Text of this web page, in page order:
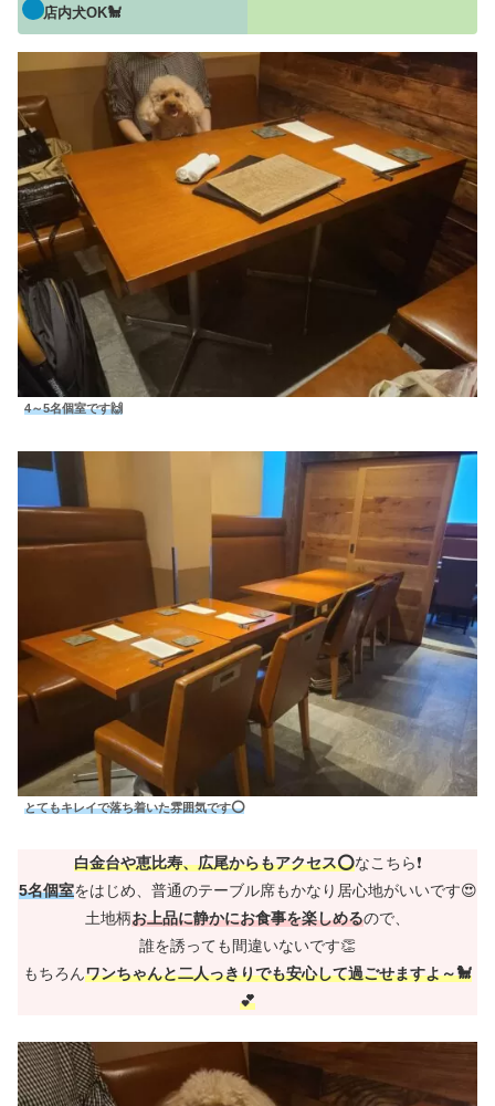
店内犬OK🐩
4～5名個室です🙌
とてもキレイで落ち着いた雰囲気です⭕
白金台や恵比寿、広尾からもアクセス⭕なこちら❗
5名個室をはじめ、普通のテーブル席もかなり居心地がいいです😍
土地柄お上品に静かにお食事を楽しめるので、
誰を誘っても間違いないです👏
もちろんワンちゃんと二人っきりでも安心して過ごせますよ～🐩
💕